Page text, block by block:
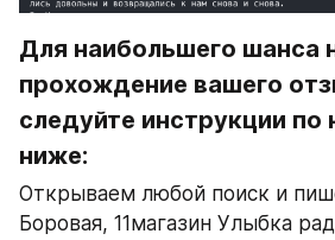
Для наибольшего шанса
прохождение вашего
следуйте инструкции по
ниже:
Открываем любой поиск и
Боровая, 11​магазин Улыбка